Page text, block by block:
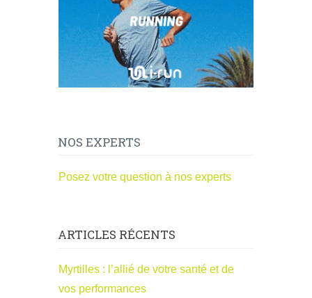
NOS EXPERTS
Posez votre question à nos experts
ARTICLES RÉCENTS
Myrtilles : l’allié de votre santé et de
vos performances